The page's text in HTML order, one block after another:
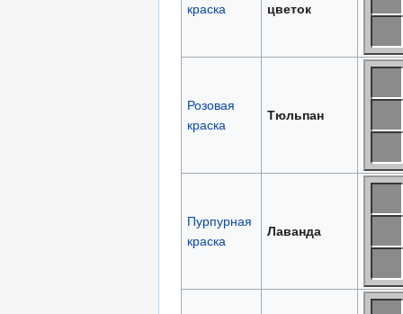
краска
цветок
Розовая
краска
Тюльпан
Пурпурная
краска
Лаванда